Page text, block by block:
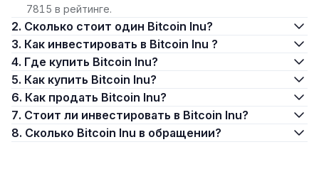
7815 в рейтинге.
2. Сколько стоит один Bitcoin Inu?
3. Как инвестировать в Bitcoin Inu ?
4. Где купить Bitcoin Inu?
5. Как купить Bitcoin Inu?
6. Как продать Bitcoin Inu?
7. Стоит ли инвестировать в Bitcoin Inu?
8. Сколько Bitcoin Inu в обращении?